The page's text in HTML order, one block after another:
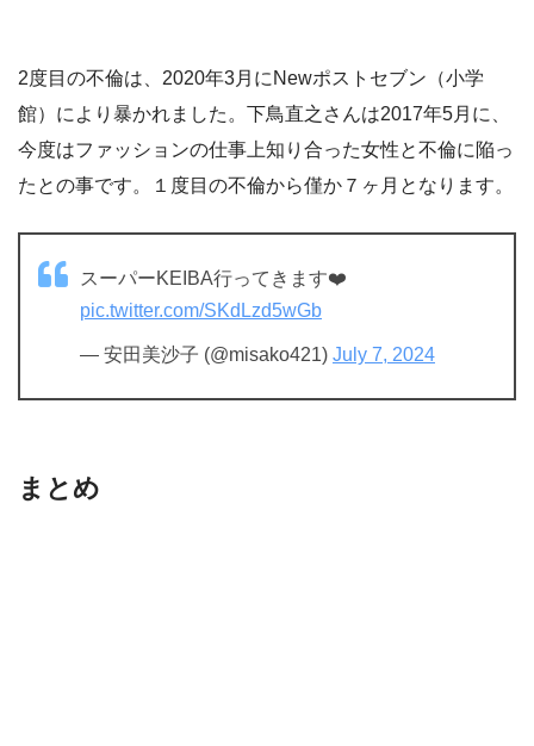
2度目の不倫は、2020年3月にNewポストセブン（小学
館）により暴かれました。下鳥直之さんは2017年5月に、
今度はファッションの仕事上知り合った女性と不倫に陥っ
たとの事です。１度目の不倫から僅か７ヶ月となります。
スーパーKEIBA行ってきます❤️
pic.twitter.com/SKdLzd5wGb
— 安田美沙子 (@misako421) July 7, 2024
まとめ